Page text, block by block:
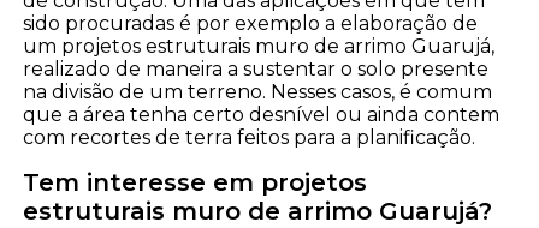
sido procuradas é por exemplo a elaboração de
um projetos estruturais muro de arrimo Guarujá,
realizado de maneira a sustentar o solo presente
na divisão de um terreno. Nesses casos, é comum
que a área tenha certo desnível ou ainda contem
com recortes de terra feitos para a planificação.
Tem interesse em projetos
estruturais muro de arrimo Guarujá?